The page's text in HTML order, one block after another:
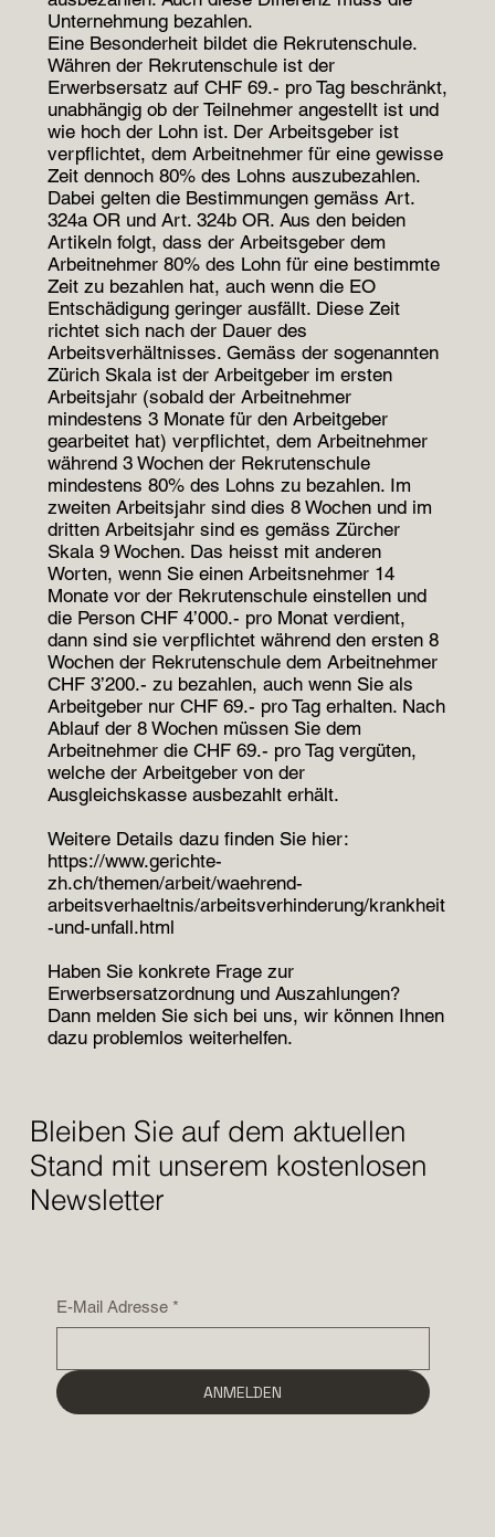
Unternehmung bezahlen.
Eine Besonderheit bildet die Rekrutenschule.
Währen der Rekrutenschule ist der
Erwerbsersatz auf CHF 69.- pro Tag beschränkt,
unabhängig ob der Teilnehmer angestellt ist und
wie hoch der Lohn ist. Der Arbeitsgeber ist
verpflichtet, dem Arbeitnehmer für eine gewisse
Zeit dennoch 80% des Lohns auszubezahlen.
Dabei gelten die Bestimmungen gemäss Art.
324a OR und Art. 324b OR. Aus den beiden
Artikeln folgt, dass der Arbeitsgeber dem
Arbeitnehmer 80% des Lohn für eine bestimmte
Zeit zu bezahlen hat, auch wenn die EO
Entschädigung geringer ausfällt. Diese Zeit
richtet sich nach der Dauer des
Arbeitsverhältnisses. Gemäss der sogenannten
Zürich Skala ist der Arbeitgeber im ersten
Arbeitsjahr (sobald der Arbeitnehmer
mindestens 3 Monate für den Arbeitgeber
gearbeitet hat) verpflichtet, dem Arbeitnehmer
während 3 Wochen der Rekrutenschule
mindestens 80% des Lohns zu bezahlen. Im
zweiten Arbeitsjahr sind dies 8 Wochen und im
dritten Arbeitsjahr sind es gemäss Zürcher
Skala 9 Wochen. Das heisst mit anderen
Worten, wenn Sie einen Arbeitsnehmer 14
Monate vor der Rekrutenschule einstellen und
die Person CHF 4’000.- pro Monat verdient,
dann sind sie verpflichtet während den ersten 8
Wochen der Rekrutenschule dem Arbeitnehmer
CHF 3’200.- zu bezahlen, auch wenn Sie als
Arbeitgeber nur CHF 69.- pro Tag erhalten. Nach
Ablauf der 8 Wochen müssen Sie dem
Arbeitnehmer die CHF 69.- pro Tag vergüten,
welche der Arbeitgeber von der
Ausgleichskasse ausbezahlt erhält.
Weitere Details dazu finden Sie hier:
https://www.gerichte-
zh.ch/themen/arbeit/waehrend-
arbeitsverhaeltnis/arbeitsverhinderung/krankheit
-und-unfall.html
Haben Sie konkrete Frage zur
Erwerbsersatzordnung und Auszahlungen?
Dann melden Sie sich bei uns, wir können Ihnen
dazu problemlos weiterhelfen.
Bleiben Sie auf dem aktuellen
Stand mit unserem kostenlosen
Newsletter
E-Mail Adresse *
ANMELDEN